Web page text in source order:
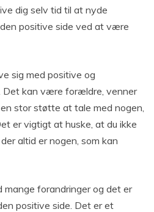
dig selv tid til at nyde
positive side ved at være
sig med positive og
Det kan være forældre, venner
stor støtte at tale med nogen,
er vigtigt at huske, at du ikke
altid er nogen, som kan
mange forandringer og det er
positive side. Det er et